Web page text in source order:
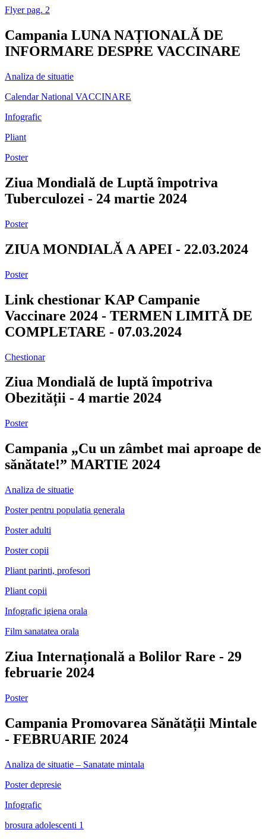
Flyer pag. 2
Campania LUNA NAȚIONALĂ DE
INFORMARE DESPRE VACCINARE
Analiza de situatie
Calendar National VACCINARE
Infografic
Pliant
Poster
Ziua Mondială de Luptă împotriva
Tuberculozei - 24 martie 2024
Poster
ZIUA MONDIALĂ A APEI - 22.03.2024
Poster
Link chestionar KAP Campanie
Vaccinare 2024 - TERMEN LIMITĂ DE
COMPLETARE - 07.03.2024
Chestionar
Ziua Mondială de luptă împotriva
Obezității - 4 martie 2024
Poster
Campania „Cu un zâmbet mai aproape de
sănătate!” MARTIE 2024
Analiza de situatie
Poster pentru populatia generala
Poster adulti
Poster copii
Pliant parinti, profesori
Pliant copii
Infografic igiena orala
Film sanatatea orala
Ziua Internațională a Bolilor Rare - 29
februarie 2024
Poster
Campania Promovarea Sănătății Mintale
- FEBRUARIE 2024
Analiza de situatie – Sanatate mintala
Poster depresie
Infografic
brosura adolescenti 1